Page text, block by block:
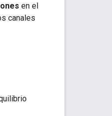
en el
canales